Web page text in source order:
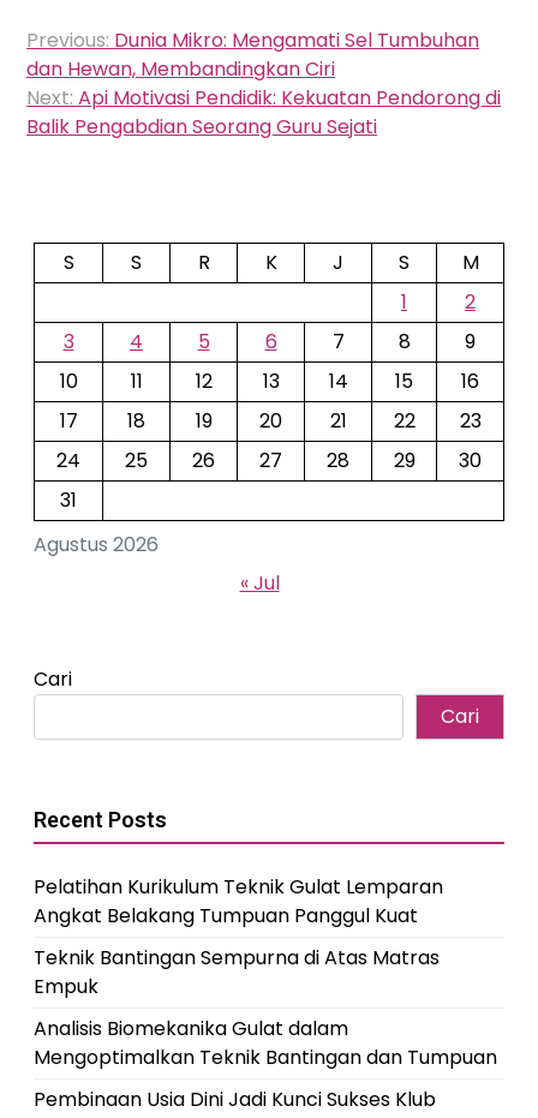
Navigasi
pos
Previous: Dunia Mikro: Mengamati Sel Tumbuhan
dan Hewan, Membandingkan Ciri
Next: Api Motivasi Pendidik: Kekuatan Pendorong di
Balik Pengabdian Seorang Guru Sejati
Agustus 2026
S S R K J S
M
1
2
3
4 5 6 7 8
9
10
11 12 13 14 15
16
17
18 19 20 21 22
23
24
25 26 27 28 29
30
31
« Jul
Cari
Cari
Recent Posts
Pelatihan Kurikulum Teknik Gulat Lemparan
Angkat Belakang Tumpuan Panggul Kuat
Teknik Bantingan Sempurna di Atas Matras
Empuk
Analisis Biomekanika Gulat dalam
Mengoptimalkan Teknik Bantingan dan Tumpuan
Pembinaan Usia Dini Jadi Kunci Sukses Klub